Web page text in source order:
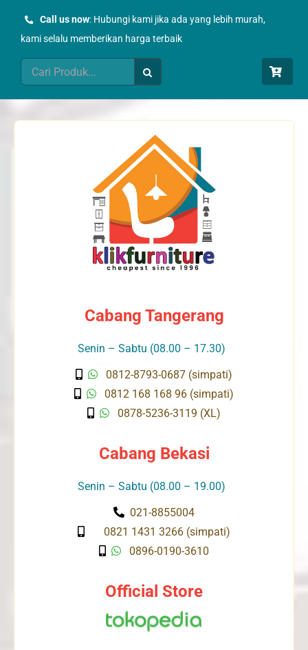
Call us now: Hubungi kami jika ada yang lebih murah,
kami selalu memberikan harga terbaik
Search
for:
Cabang Tangerang
Senin – Sabtu (08.00 – 17.30)
0812-8793-0687 (simpati)
0812 168 168 96 (simpati)
0878-5236-3119 (XL)
Cabang Bekasi
Senin – Sabtu (08.00 – 19.00)
021-8855004
0821 1431 3266 (simpati)
0896-0190-3610
Official Store